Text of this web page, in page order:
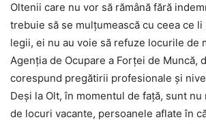
Oltenii care nu vor să rămână fără
trebuie să se mulţumească cu ceea ce
legii, ei nu au voie să refuze locurile de
Agenţia de Ocupare a Forţei de Muncă,
corespund pregătirii profesionale şi
Deşi la Olt, în momentul de faţă, sunt nu
de locuri vacante, persoanele aflate în